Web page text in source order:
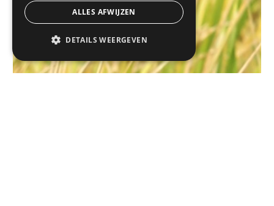
ALLES AFWIJZEN
DETAILS WEERGEVEN